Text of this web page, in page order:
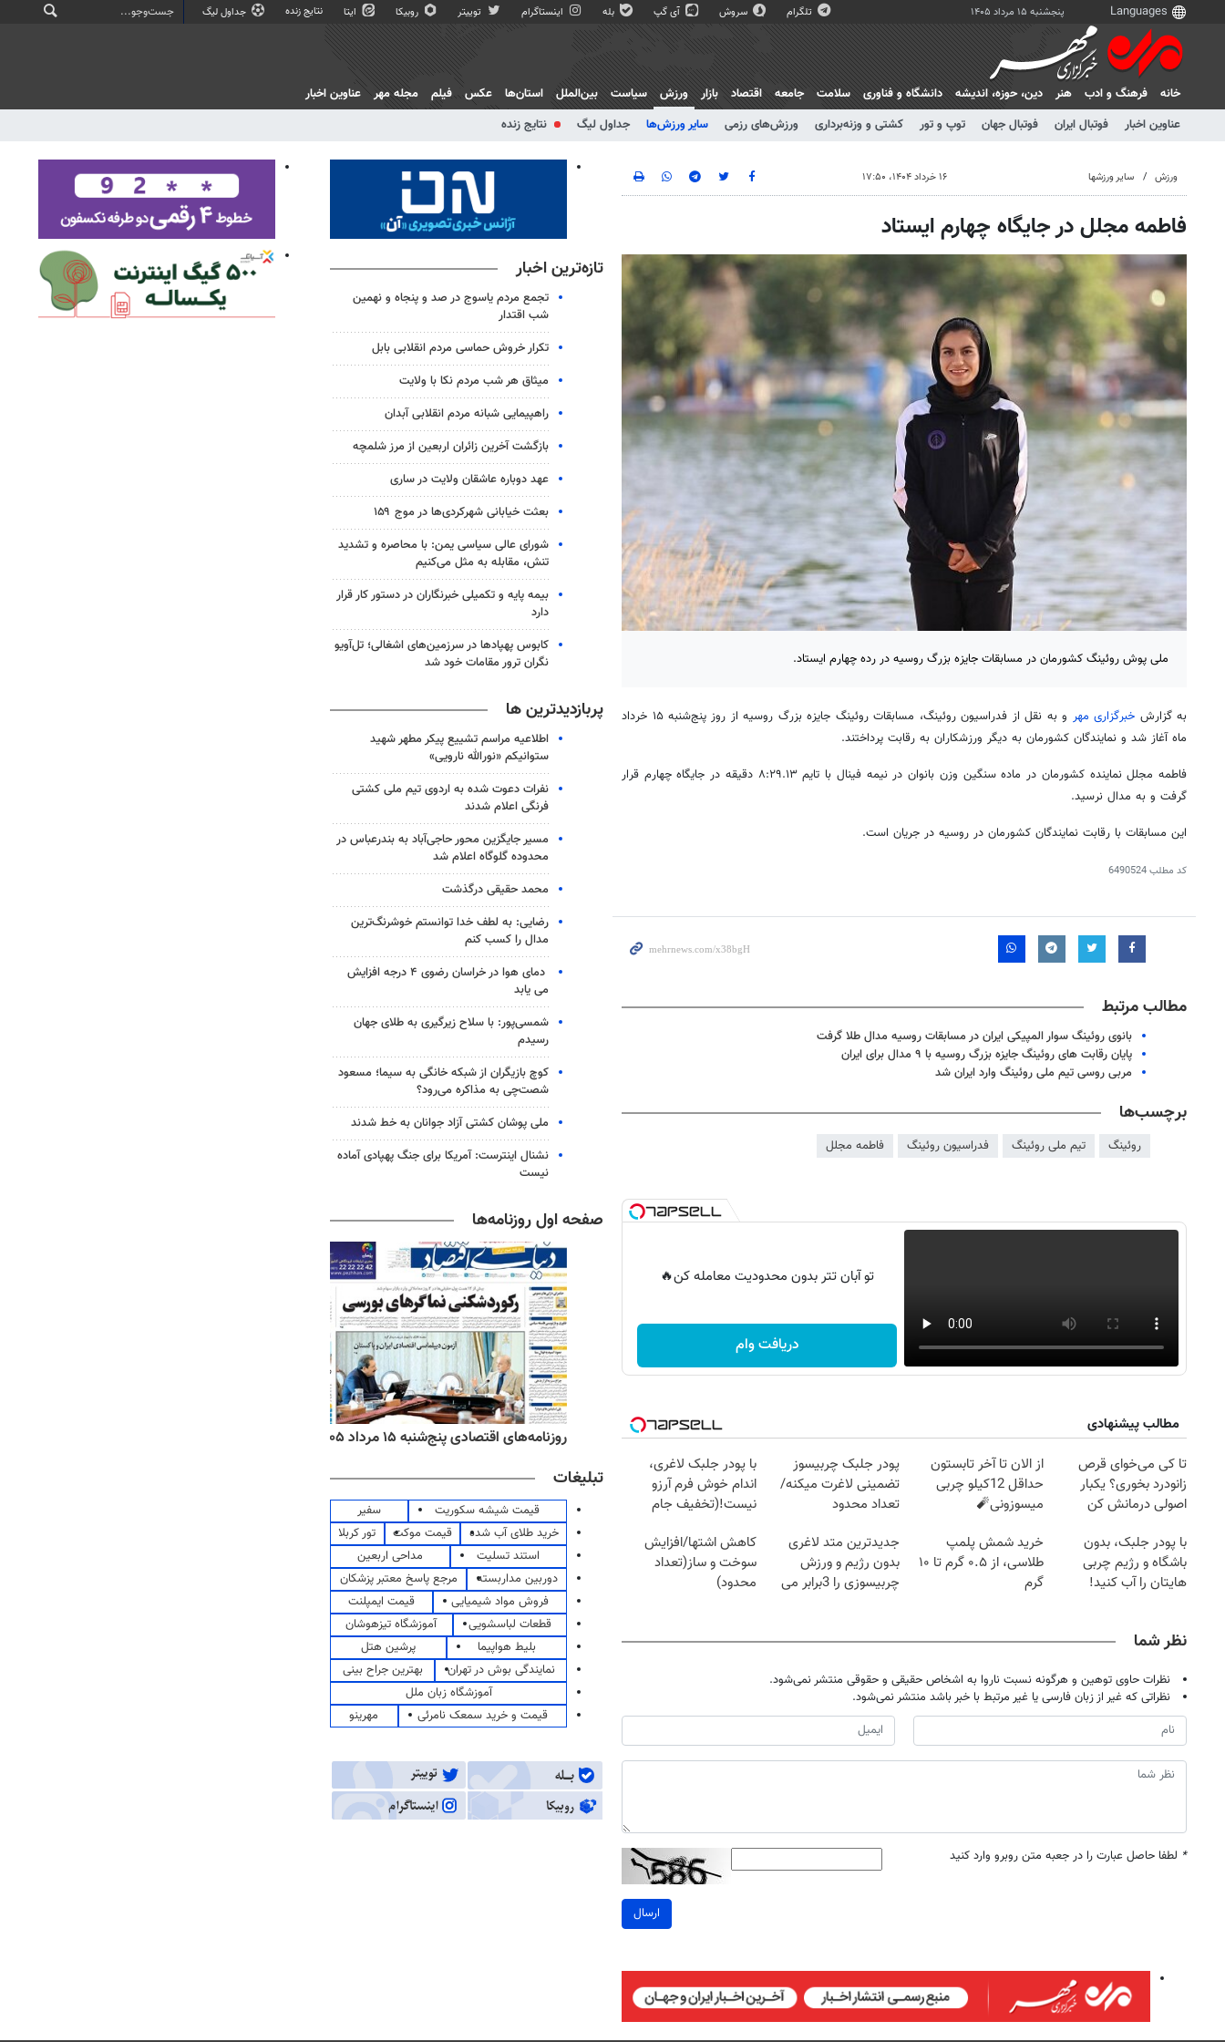
پنجشنبه ۱۵ مرداد ۱۴۰۵ تلگرام سروش آی گپ بله اینستاگرام توییتر روبیکا ایتا نتایج زنده جداول لیگ
خانه فرهنگ و ادب هنر دين، حوزه، انديشه دانشگاه و فناوری سلامت جامعه اقتصاد بازار
ورزش
عناوین اخبار
فوتبال ایران فوتبال جهان توپ و تور کشتی و وزنه‌برداری ورزش‌های رزمی سایر ورزش‌ها جداول لیگ نتایج زنده
سیاست بین‌الملل استان‌ها عکس فیلم مجله مهر عناوین اخبار
ورزش سایر ورزشها ۱۶ خرداد ۱۴۰۴، ۱۷:۵۰
فاطمه مجلل در جایگاه چهارم ایستاد
ملی پوش روئینگ کشورمان در مسابقات جایزه بزرگ روسیه در رده چهارم ایستاد.
به گزارش خبرگزاری مهر
و به نقل از فدراسیون روئینگ، مسابقات روئینگ جایزه بزرگ روسیه از روز پنج‌شنبه ۱۵ خرداد
ماه آغاز شد و نمایندگان کشورمان به دیگر ورزشکاران به رقابت پرداختند.
فاطمه مجلل نماینده کشورمان در ماده سنگین وزن بانوان در نیمه فینال با تایم ۸:۲۹.۱۳ دقیقه در جایگاه چهارم قرار
گرفت و به مدال نرسید.
این مسابقات با رقابت نمایندگان کشورمان در روسیه در جریان است.
کد مطلب6490524
مطالب مرتبط
بانوی روئینگ سوار المپیکی ایران در مسابقات روسیه مدال طلا گرفت
پایان رقابت های روئینگ جایزه بزرگ روسیه با ۹ مدال برای ایران
مربی روسی تیم ملی روئینگ وارد ایران شد
برچسب‌ها
روئینگ تیم ملی روئینگ فدراسیون روئینگ فاطمه مجلل
تو آبان تتر بدون محدودیت معامله کن🔥
دریافت وام
مطالب پیشنهادی
تا کی می‌خوای قرص
زانودرد بخوری؟ یکبار
اصولی درمانش کن
از الان تا آخر تابستون
حداقل 12کیلو چربی
میسوزونی🧨
پودر جلبک چربیسوز
تضمینی لاغرت میکنه/
تعداد محدود
با پودر جلبک لاغری،
اندام خوش فرم آرزو
نیست!(تخفیف جام
با پودر جلبک، بدون
باشگاه و رژیم چربی
هایتان را آب کنید!
خرید شمش پلمپ
طلاسی، از ۰.۵ گرم تا ۱۰
گرم
جدیدترین متد لاغری
بدون رژیم و ورزش
چربیسوزی را 3برابر می
کاهش اشتها/افزایش
سوخت و ساز(تعداد
محدود)
نظر شما
نظرات حاوی توهین و هرگونه نسبت ناروا به اشخاص حقیقی و حقوقی منتشر نمی‌شود.
نظراتی که غیر از زبان فارسی یا غیر مرتبط با خبر باشد منتشر نمی‌شود.
* لطفا حاصل عبارت را در جعبه متن روبرو وارد کنید
ارسال
تازه‌ترین اخبار
تجمع مردم یاسوج در صد و پنجاه و نهمین
شب اقتدار
تکرار خروش حماسی مردم انقلابی بابل
میثاق هر شب مردم نکا با ولایت
راهپیمایی شبانه مردم انقلابی آبدان
بازگشت آخرین زائران اربعین از مرز شلمچه
عهد دوباره عاشقان ولایت در ساری
بعثت خیابانی شهرکردی‌ها در موج ۱۵۹
شورای عالی سیاسی یمن: با محاصره و تشدید
تنش، مقابله به مثل می‌کنیم
بیمه پایه و تکمیلی خبرنگاران در دستور کار قرار
دارد
کابوس پهپادها در سرزمین‌های اشغالی؛ تل‌آویو
نگران ترور مقامات خود شد
پربازدیدترین ها
اطلاعیه مراسم تشییع پیکر مطهر شهید
ستوانیکم «نورالله نارویی»
نفرات دعوت شده به اردوی تیم ملی کشتی
فرنگی اعلام شدند
مسیر جایگزین محور حاجی‌آباد به بندرعباس در
محدوده گلوگاه اعلام شد
محمد حقیقی درگذشت
رضایی: به لطف خدا توانستم خوشرنگ‌ترین
مدال را کسب کنم
دمای هوا در خراسان رضوی ۴ درجه افزایش
می یابد
شمسی‌پور: با سلاح زیرگیری به طلای جهان
رسیدم
کوچ بازیگران از شبکه خانگی به سیما؛ مسعود
شصت‌چی به مذاکره می‌رود؟
ملی پوشان کشتی آزاد جوانان به خط شدند
نشنال اینترست: آمریکا برای جنگ پهپادی آماده
نیست
صفحه اول روزنامه‌ها
روزنامه‌های اقتصادی چهارشنبه ۱۴ مرداد ۱۴۰۵ روزنامه‌های ورزشی پنج‌شنبه ۱۵ مرداد ۱۴۰۵ روزنامه‌های اقتصادی پنج‌شنبه ۱۵ مرداد ۱۴۰۵
تبلیغات
قیمت شیشه سکوریت
سفیر
خرید طلای آب شده
قیمت موکت
تور کربلا
استند تسلیت
مداحی اربعین
دوربین مداربسته
مرجع پاسخ معتبر پزشکان
فروش مواد شیمیایی
قیمت ایمپلنت
قطعات لباسشویی
آموزشگاه تیزهوشان
بلیط هواپیما
پرشین هتل
نمایندگی بوش در تهران
بهترین جراح بینی
آموزشگاه زبان ملل
قیمت و خرید سمعک نامرئی
مهرینو